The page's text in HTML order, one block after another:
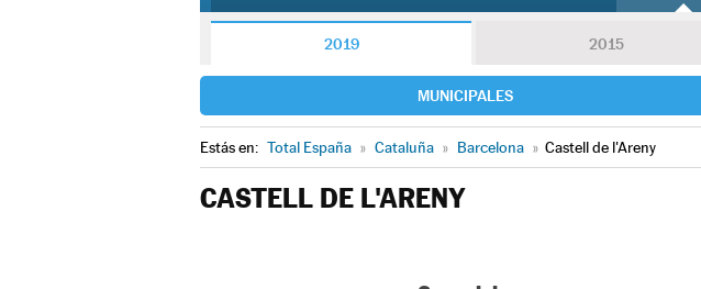
2019 2015
MUNICIPALES
Estás en: Total España » Cataluña » Barcelona » Castell de l'Areny
CASTELL DE L'ARENY